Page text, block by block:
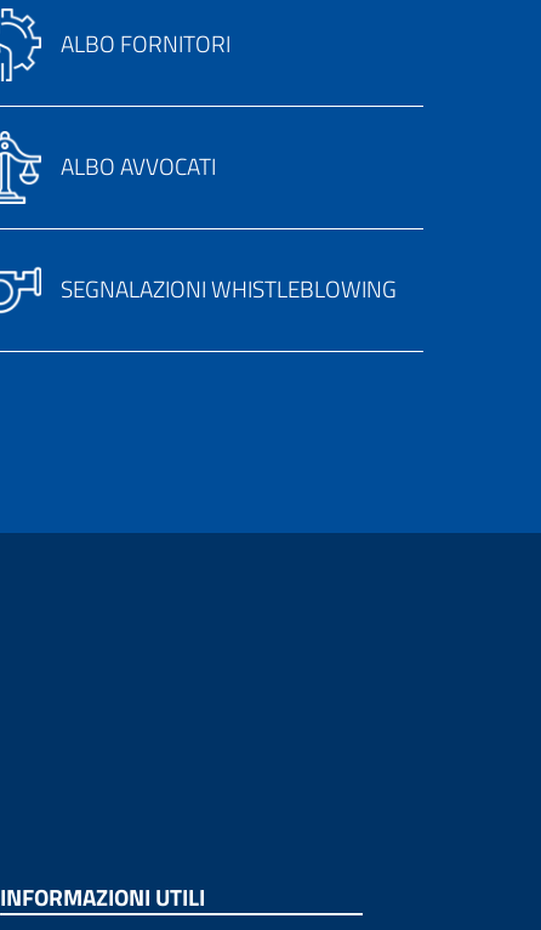
ALBO FORNITORI
ALBO AVVOCATI
SEGNALAZIONI WHISTLEBLOWING
INFORMAZIONI UTILI